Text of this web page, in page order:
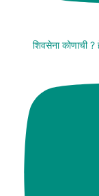
शिवसेना कोणाची